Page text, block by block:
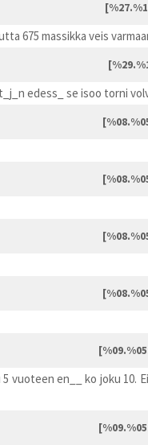
675 massikka veis
edess_ se isoo torni
vuoteen en__ ko joku 10.